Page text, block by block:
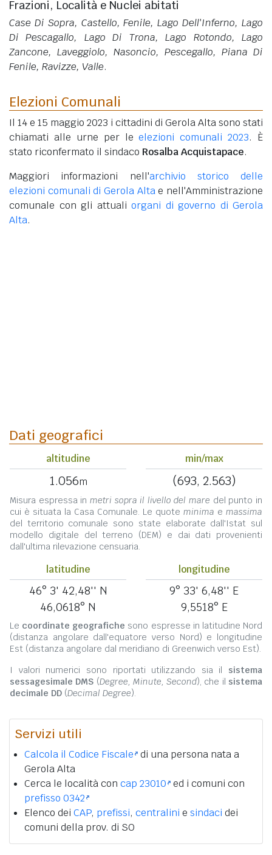
Frazioni, Località e Nuclei abitati
Case Di Sopra, Castello, Fenile, Lago Dell'Inferno, Lago
Di Pescagallo, Lago Di Trona, Lago Rotondo, Lago
Zancone, Laveggiolo, Nasoncio, Pescegallo, Piana Di
Fenile, Ravizze, Valle.
Elezioni Comunali
Il 14 e 15 maggio 2023 i cittadini di Gerola Alta sono stati
chiamati alle urne per leelezioni comunali 2023. È
stato riconfermato il sindaco Rosalba Acquistapace.
Maggiori informazioni nell'archivio storico delle
elezioni comunali di Gerola Altae nell'Amministrazione
comunale con gli attuali organi di governo di Gerola
Alta.
Dati geografici
altitudine
1.056m
min/max
(693, 2.563)
Misura espressa in metri sopra il livello del mare del punto in
cui è situata la Casa Comunale. Le quote minima e massima
del territorio comunale sono state elaborate dall'Istat sul
modello digitale del terreno (DEM) e dai dati provenienti
dall'ultima rilevazione censuaria.
latitudine
46° 3' 42,48'' N
46,0618° N
longitudine
9° 33' 6,48'' E
9,5518° E
Le coordinate geografiche sono espresse in latitudine Nord
(distanza angolare dall'equatore verso Nord) e longitudine
Est (distanza angolare dal meridiano di Greenwich verso Est).
I valori numerici sono riportati utilizzando sia il sistema
sessagesimale DMS (Degree, Minute, Second), che il sistema
decimale DD (Decimal Degree).
Servizi utili
Calcola il Codice Fiscale di una persona nata a
Gerola Alta
Cerca le località con cap 23010 ed i comuni con
prefisso 0342
Elenco dei CAP, prefissi, centralini e sindaci dei
comuni della prov. di SO